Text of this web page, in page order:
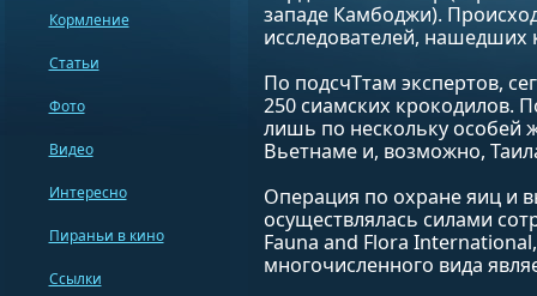
западе Камбоджи).
исследователей, нашедших
По подсчTтам экспертов,
250 сиамских крокодилов.
лишь по нескольку особей
Вьетнаме и, возможно,
Операция по охране яиц и
осуществлялась силами
Fauna and Flora
многочисленного вида
Кормление
Статьи
Фото
Видео
Интересно
Пираньи в кино
Ссылки